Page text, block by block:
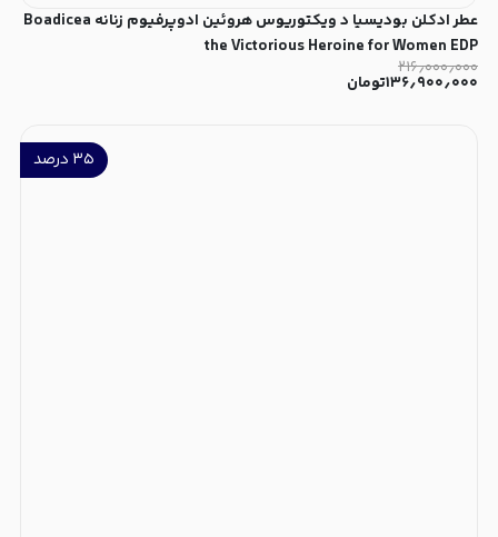
عطر ادکلن بودیسیا د ویکتوریوس هروئین ادوپرفیوم زنانه Boadicea
the Victorious Heroine for Women EDP
۲۱۶٫۰۰۰٫۰۰۰
۱۳۶٫۹۰۰٫۰۰۰تومان
۳۵ درصد